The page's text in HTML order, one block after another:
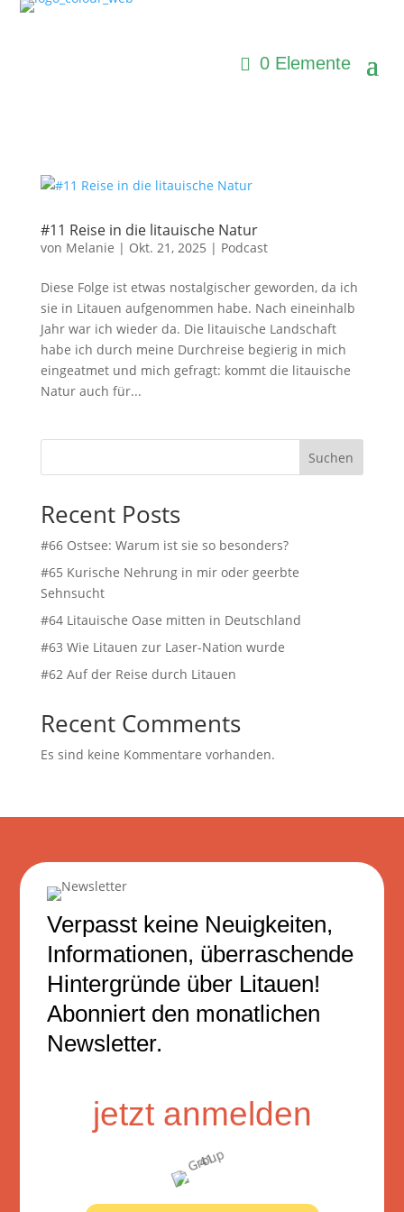
0 Elemente
#11 Reise in die litauische Natur
von Melanie | Okt. 21, 2025 | Podcast
Diese Folge ist etwas nostalgischer geworden, da ich
sie in Litauen aufgenommen habe. Nach eineinhalb
Jahr war ich wieder da. Die litauische Landschaft
habe ich durch meine Durchreise begierig in mich
eingeatmet und mich gefragt: kommt die litauische
Natur auch für...
Suchen
Recent Posts
#66 Ostsee: Warum ist sie so besonders?
#65 Kurische Nehrung in mir oder geerbte
Sehnsucht
#64 Litauische Oase mitten in Deutschland
#63 Wie Litauen zur Laser-Nation wurde
#62 Auf der Reise durch Litauen
Recent Comments
Es sind keine Kommentare vorhanden.
Verpasst keine Neuigkeiten,
Informationen, überraschende
Hintergründe über Litauen!
Abonniert den monatlichen
Newsletter.
jetzt anmelden